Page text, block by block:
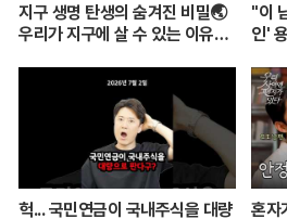
지구 생명 탄생의 숨겨진 비밀🌏
우리가 지구에 살 수 있는 이유는
려주는 쉬운 과학 이야기💡
"이
인'
헉... 국민연금이 국내주식을 대량
혼자